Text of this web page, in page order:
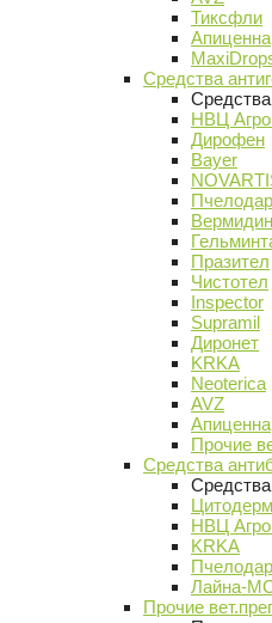
Тиксфли
Апиценна
Средства
НВЦ
Дирофен
Bayer
Пчелодар
Вермидин
Празител
Чистотел
Inspector
Supramil
Диронет
KRKA
Neoterica
AVZ
Апиценна
Прочие
Средства
НВЦ
KRKA
Пчелодар
Лайна-
Прочие